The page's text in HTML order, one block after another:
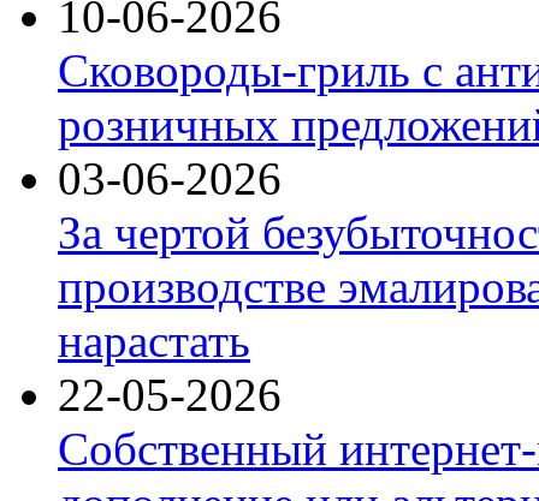
10-06-2026
Сковороды-гриль с
розничных
03-06-2026
За чертой
производстве
нарастать
22-05-2026
Собственный